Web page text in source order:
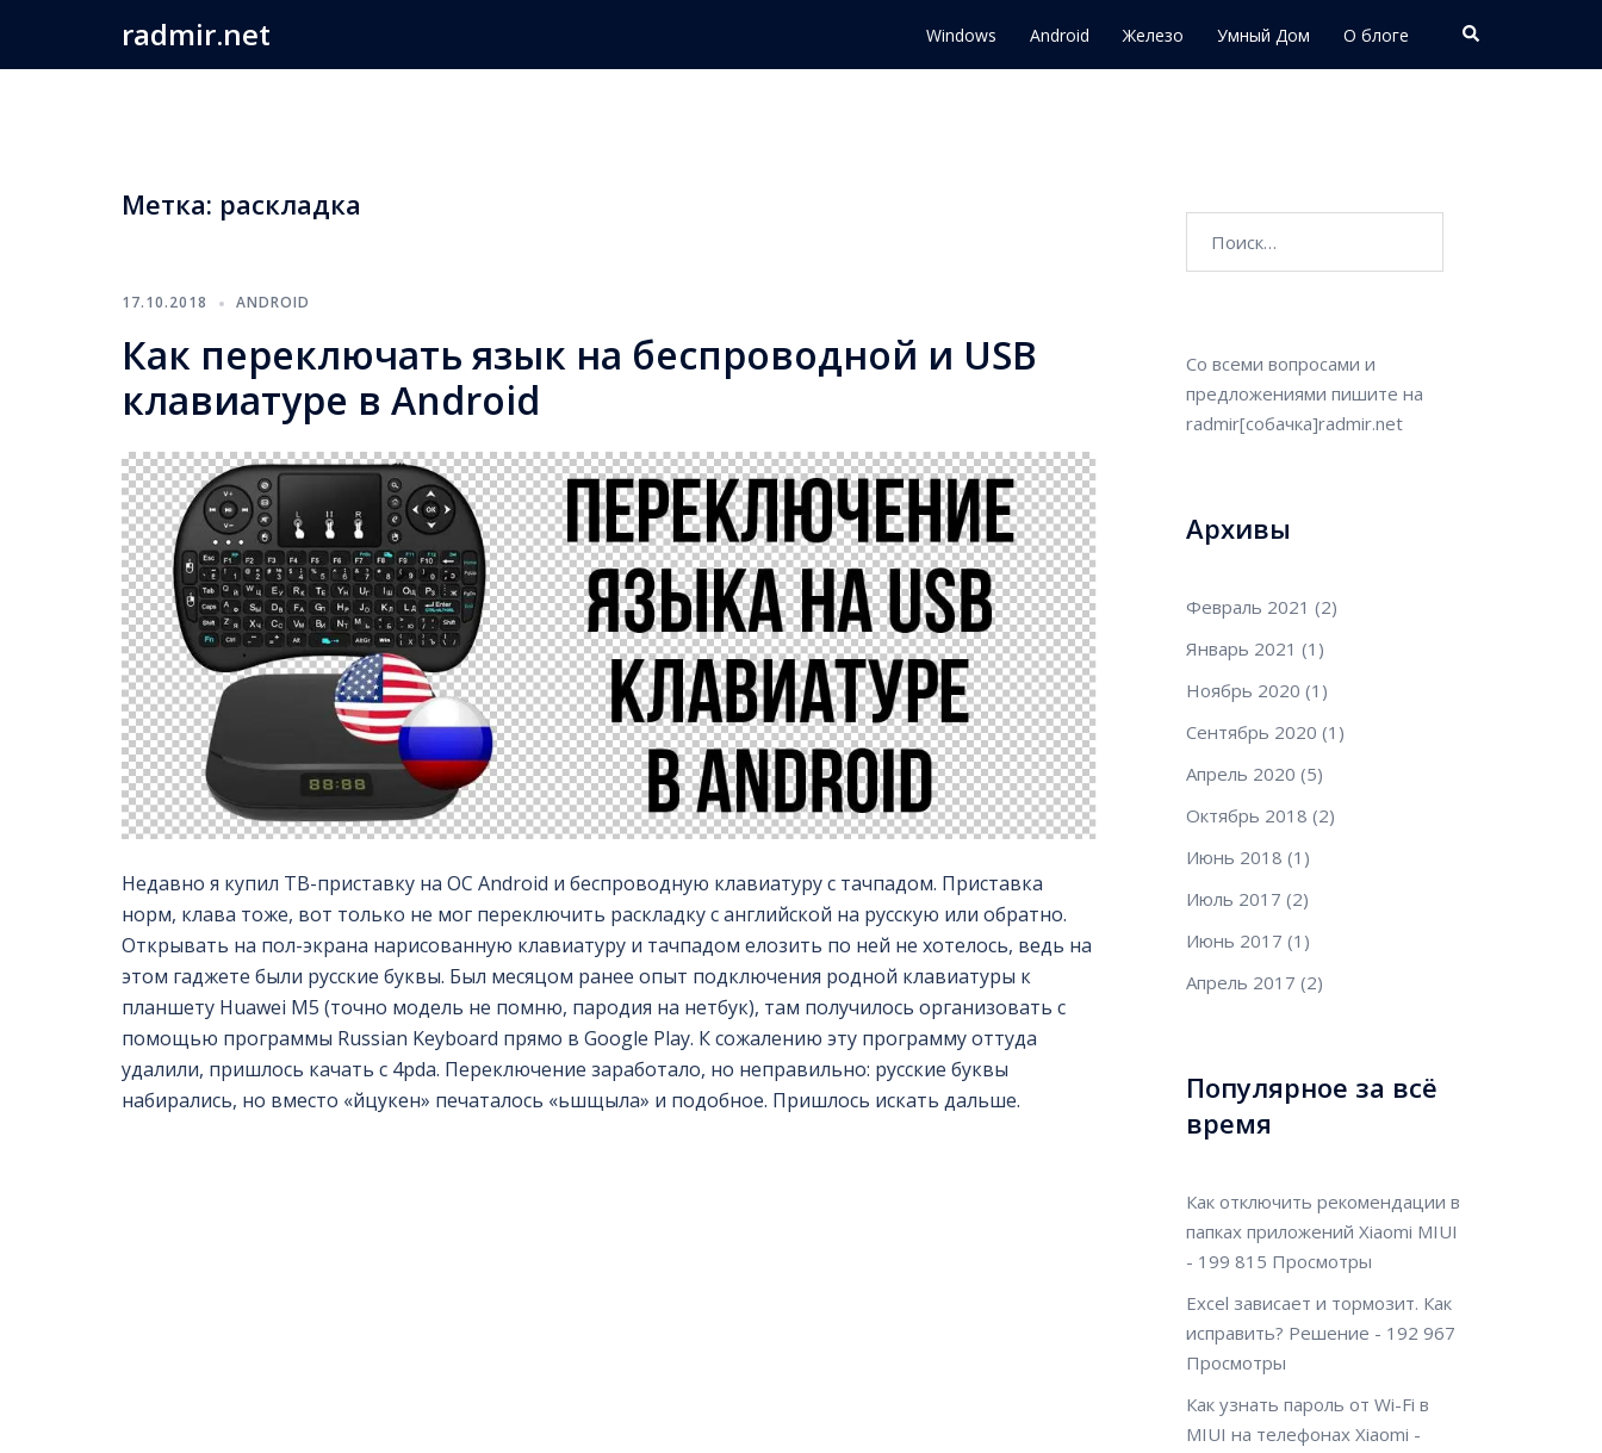
содержимому
radmir.net Windows Android Железо Умный Дом О блоге Поиск
Метка: раскладка
17.10.2018 ANDROID
Как переключать язык на беспроводной и USB
клавиатуре в Android
Недавно я купил ТВ-приставку на ОС Android и беспроводную клавиатуру с тачпадом. Приставка
норм, клава тоже, вот только не мог переключить раскладку с английской на русскую или обратно.
Открывать на пол-экрана нарисованную клавиатуру и тачпадом елозить по ней не хотелось, ведь на
этом гаджете были русские буквы. Был месяцом ранее опыт подключения родной клавиатуры к
планшету Huawei M5 (точно модель не помню, пародия на нетбук), там получилось организовать с
помощью программы Russian Keyboard прямо в Google Play. К сожалению эту программу оттуда
удалили, пришлось качать с 4pda. Переключение заработало, но неправильно: русские буквы
набирались, но вместо «йцукен» печаталось «ьшщыла» и подобное. Пришлось искать дальше.
Со всеми вопросами и
предложениями пишите на
radmir[собачка]radmir.net
Архивы
Февраль 2021 (2)
Январь 2021 (1)
Ноябрь 2020 (1)
Сентябрь 2020 (1)
Апрель 2020 (5)
Октябрь 2018 (2)
Июнь 2018 (1)
Июль 2017 (2)
Июнь 2017 (1)
Апрель 2017 (2)
Популярное за всё
время
Как отключить рекомендации в
папках приложений Xiaomi MIUI
- 199 815 Просмотры
Excel зависает и тормозит. Как
исправить? Решение - 192 967
Просмотры
Как узнать пароль от Wi-Fi в
MIUI на телефонах Xiaomi -